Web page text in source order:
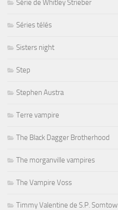
Série de Whitley Strieber
Séries télés
Sisters night
Step
Stephen Austra
Terre vampire
The Black Dagger Brotherhood
The morganville vampires
The Vampire Voss
Timmy Valentine de S.P. Somtow